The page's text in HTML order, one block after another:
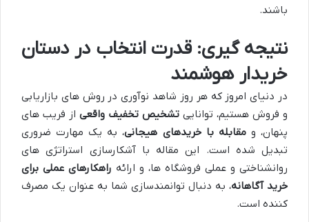
باشند.
نتیجه گیری: قدرت انتخاب در دستان
خریدار هوشمند
در دنیای امروز که هر روز شاهد نوآوری در روش های بازاریابی
و فروش هستیم، توانایی تشخیص تخفیف واقعی از فریب های
پنهان، ومقابله با خریدهای هیجانی، به یک مهارت ضروری
تبدیل شده است. این مقاله با آشکارسازی استراتژی های
روانشناختی و عملی فروشگاه ها، و ارائه راهکارهای عملی برای
خرید آگاهانه، به دنبال توانمندسازی شما به عنوان یک مصرف
کننده است.